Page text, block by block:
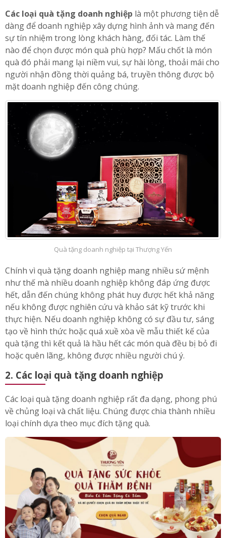
Các loại quà tặng doanh nghiệp là một phương tiện dễ
dàng để doanh nghiệp xây dựng hình ảnh và mang đến
sự tín nhiệm trong lòng khách hàng, đối tác. Làm thế
nào để chọn được món quà phù hợp? Mấu chốt là món
quà đó phải mang lại niềm vui, sự hài lòng, thoải mái cho
người nhận đồng thời quảng bá, truyền thông được bộ
mặt doanh nghiệp đến công chúng.
Quà tặng doanh nghiệp tại Thượng Yến
Chính vì quà tặng doanh nghiệp mang nhiều sứ mệnh
như thế mà nhiều doanh nghiệp không đáp ứng được
hết, dẫn đến chúng không phát huy được hết khả năng
nếu không được nghiên cứu và khảo sát kỹ trước khi
thực hiện. Nếu doanh nghiệp không có sự đầu tư, sáng
tạo về hình thức hoặc quá xuề xòa về mẫu thiết kế của
quà tặng thì kết quả là hầu hết các món quà đều bị bỏ đi
hoặc quên lãng, không được nhiều người chú ý.
2. Các loại quà tặng doanh nghiệp
Các loại quà tặng doanh nghiệp rất đa dạng, phong phú
về chủng loại và chất liệu. Chúng được chia thành nhiều
loại chính dựa theo mục đích tặng quà.